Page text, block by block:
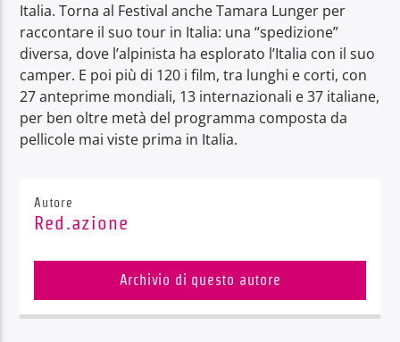
Italia. Torna al Festival anche Tamara Lunger per
raccontare il suo tour in Italia: una “spedizione”
diversa, dove l’alpinista ha esplorato l’Italia con il suo
camper. E poi più di 120 i film, tra lunghi e corti, con
27 anteprime mondiali, 13 internazionali e 37 italiane,
per ben oltre metà del programma composta da
pellicole mai viste prima in Italia.
Autore
Red.azione
Archivio di questo autore